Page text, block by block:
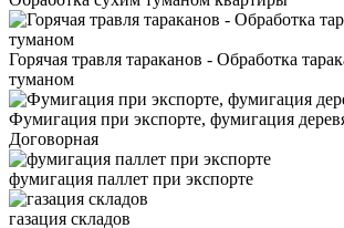
Горячая травля тараканов - Обработка
туманом
Фумигация при экспорте, фумигация
Договорная
фумигация паллет при экспорте
газация складов